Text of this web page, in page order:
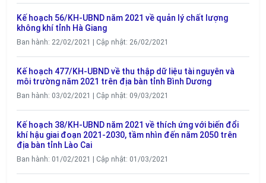
Kế hoạch 56/KH-UBND năm 2021 về quản lý chất lượng
không khí tỉnh Hà Giang
Ban hành: 22/02/2021 | Cập nhật: 26/02/2021
Kế hoạch 477/KH-UBND về thu thập dữ liệu tài nguyên và
môi trường năm 2021 trên địa bàn tỉnh Bình Dương
Ban hành: 03/02/2021 | Cập nhật: 09/03/2021
Kế hoạch 38/KH-UBND năm 2021 về thích ứng với biến đổi
khí hậu giai đoạn 2021-2030, tầm nhìn đến năm 2050 trên
địa bàn tỉnh Lào Cai
Ban hành: 01/02/2021 | Cập nhật: 01/03/2021